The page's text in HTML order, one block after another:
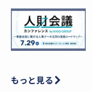
もっと見る